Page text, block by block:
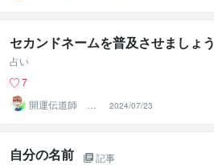
セカンドネームを普及させましょう
占い
7
開運伝道師 HE
RO
2024/07/23
自分の名前
記事